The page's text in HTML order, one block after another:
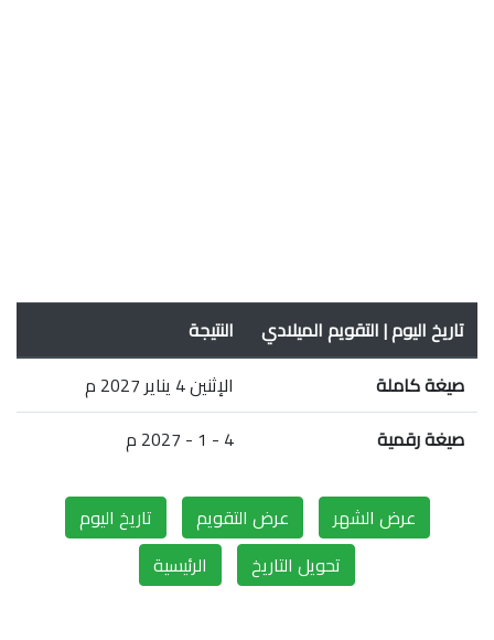
تاريخ اليوم | التقويم الميلادي
النتيجة
صيغة كاملة
الإثنين 4 يناير 2027 م
صيغة رقمية
4 - 1 - 2027 م
عرض الشهر عرض التقويم
تاريخ اليوم
تحويل التاريخ
الرئيسية